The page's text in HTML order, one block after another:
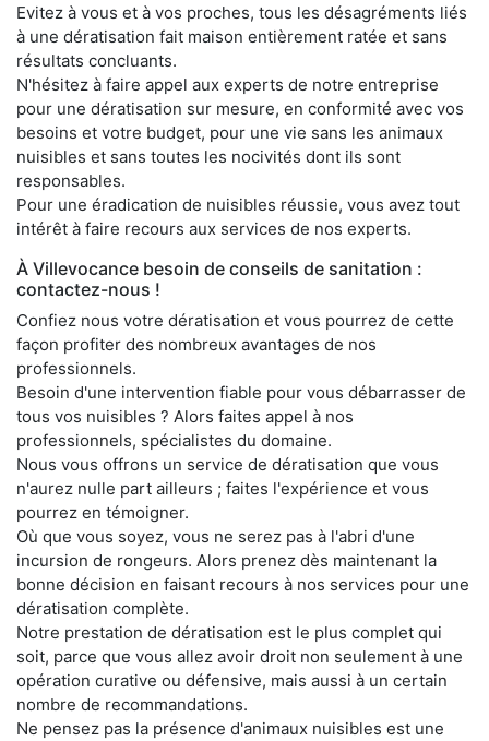
Evitez à vous et à vos proches, tous les désagréments liés
à une dératisation fait maison entièrement ratée et sans
résultats concluants.
N'hésitez à faire appel aux experts de notre entreprise
pour une dératisation sur mesure, en conformité avec vos
besoins et votre budget, pour une vie sans les animaux
nuisibles et sans toutes les nocivités dont ils sont
responsables.
Pour une éradication de nuisibles réussie, vous avez tout
intérêt à faire recours aux services de nos experts.
À Villevocance besoin de conseils de sanitation :
contactez-nous !
Confiez nous votre dératisation et vous pourrez de cette
façon profiter des nombreux avantages de nos
professionnels.
Besoin d'une intervention fiable pour vous débarrasser de
tous vos nuisibles ? Alors faites appel à nos
professionnels, spécialistes du domaine.
Nous vous offrons un service de dératisation que vous
n'aurez nulle part ailleurs ; faites l'expérience et vous
pourrez en témoigner.
Où que vous soyez, vous ne serez pas à l'abri d'une
incursion de rongeurs. Alors prenez dès maintenant la
bonne décision en faisant recours à nos services pour une
dératisation complète.
Notre prestation de dératisation est le plus complet qui
soit, parce que vous allez avoir droit non seulement à une
opération curative ou défensive, mais aussi à un certain
nombre de recommandations.
Ne pensez pas la présence d'animaux nuisibles est une